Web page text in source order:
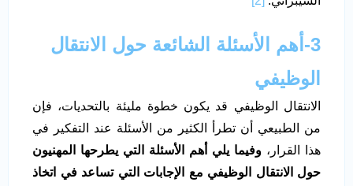
3-أهم الأسئلة الشائعة حول الانتقال
الوظيفي
الانتقال الوظيفي قد يكون خطوة مليئة بالتحديات، فإن
من الطبيعي أن تطرأ الكثير من الأسئلة عند التفكير في
هذا القرار، وفيما يلي أهم الأسئلة التي يطرحها المهنيون
حول الانتقال الوظيفي مع الإجابات التي تساعد في اتخاذ